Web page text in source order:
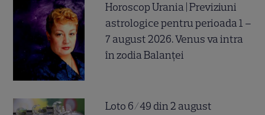
Horoscop Urania | Previziuni
astrologice pentru perioada 1 –
7 august 2026. Venus va intra
în zodia Balanței
Loto 6/49 din 2 august